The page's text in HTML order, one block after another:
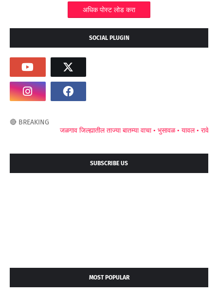
अधिक पोस्ट लोड करा
SOCIAL PLUGIN
🔴 BREAKING
जळगाव जिल्ह्यातील ताज्या बातम्या वाचा •भुसावळ •यावल •रावेर •
SUBSCRIBE US
MOST POPULAR